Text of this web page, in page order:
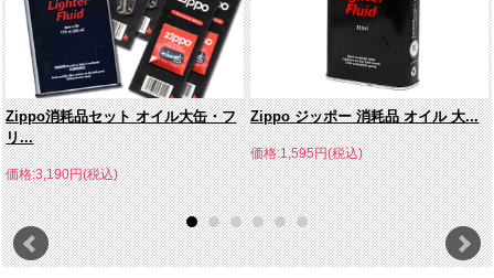
Zippo消耗品セット オイル大缶・フ
リ...
価格:3,190円(税込)
Zippo ジッポー 消耗品 オイル 大...
価格:1,595円(税込)